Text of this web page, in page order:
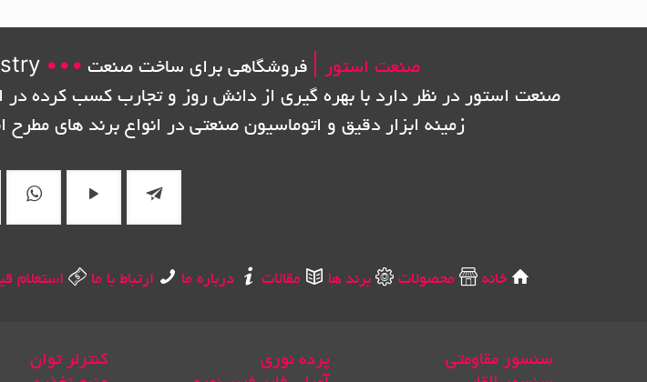
صنعت استور | فروشگاهی برای ساخت صنعت •••
صنعت استور در نظر دارد با بهره گیری از دانش روز و تجارب کسب کرده در
زمینه ابزار دقیق و اتوماسیون صنعتی در انواع برند های
خانه محصولات برند ها مقالات درباره ما ارتباط با ما استعلام
سنسور مقاومتی
پرده نوری
کنترلر توان